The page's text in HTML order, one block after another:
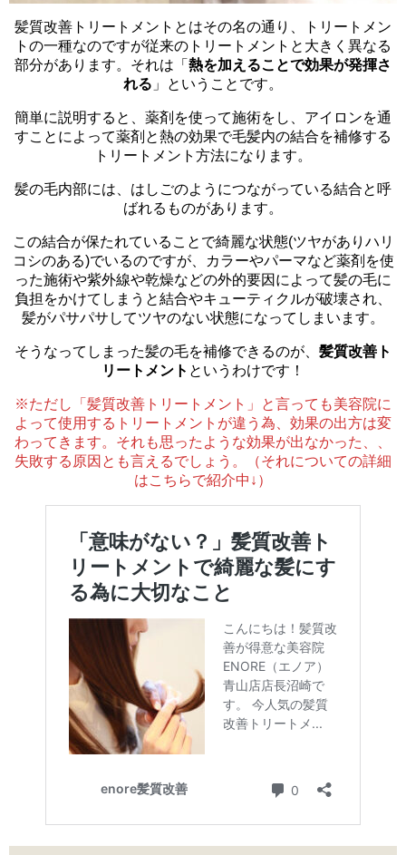
髪質改善トリートメントとはその名の通り、トリートメン
トの一種なのですが従来のトリートメントと大きく異なる
部分があります。それは「 熱を加えることで効果が発揮さ
れる 」ということです。
簡単に説明すると、薬剤を使って施術をし、アイロンを通
すことによって薬剤と熱の効果で毛髪内の結合を補修する
トリートメント方法になります。
髪の毛内部には、はしごのようにつながっている結合と呼
ばれるものがあります。
この結合が保たれていることで綺麗な状態(ツヤがありハリ
コシのある)でいるのですが、カラーやパーマなど薬剤を使
った施術や紫外線や乾燥などの外的要因によって髪の毛に
負担をかけてしまうと結合やキューティクルが破壊され、
髪がパサパサしてツヤのない状態になってしまいます。
そうなってしまった髪の毛を補修できるのが、 髪質改善ト
リートメント というわけです！
※ただし「髪質改善トリートメント」と言っても美容院に
よって使用するトリートメントが違う為、効果の出方は変
わってきます。それも思ったような効果が出なかった、、
失敗する原因とも言えるでしょう。（それについての詳細
はこちらで紹介中↓）